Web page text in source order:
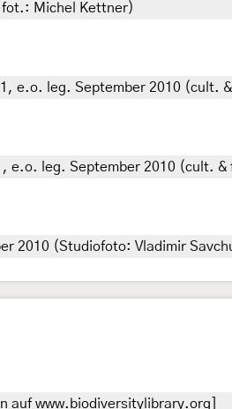
fot.: Michel Kettner)
e.o. leg. September 2010 (cult.
leg. September 2010 (cult.
2010 (Studiofoto: Vladimir
auf www.biodiversitylibrary.org]